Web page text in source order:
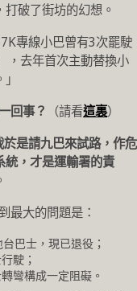
破了街坊的幻想。
專線小巴曾有3次罷駛
，去年首次主動替換小
回事？
（請看這裏）
於是請九巴來試路，作危
統，才是運輸署的責
最大的問題是：
巴士，現已退役；
駛；
彎構成一定阻礙。